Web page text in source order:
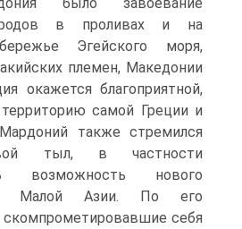
в проливах и на
Эгейского моря,
племен, Македонии
окажется благоприятной,
самой Греции и
также стремился
тыл, в частности
возможность нового
Малой Азии. По его
себя